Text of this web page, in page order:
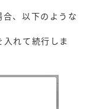
、以下のような
れて続行しま